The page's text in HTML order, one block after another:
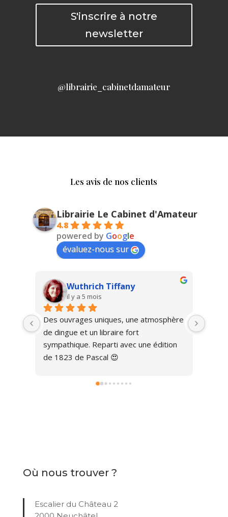
S'inscrire à notre
newsletter
@librairie_cabinetdamateur
Les avis de nos clients
Librairie Le Cabinet d'Amateur
4.8
powered by Google
évaluez-nous sur
Vlad Savin
il y a 9 mois
Magnifique!
Où nous trouver ?
Escalier du Château 2